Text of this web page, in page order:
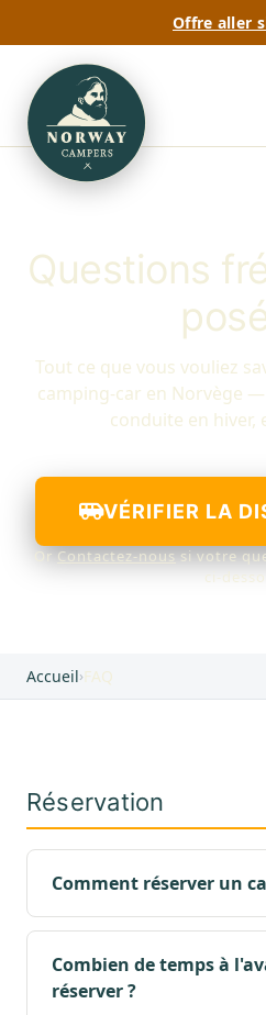
Offre aller
Questions
Tout ce que vous vouliez
camping-car en Norvège
conduite en hiver,
VÉRIFIER LA
Or Contactez-noussi votre
ci-
Accueil›FAQ
Réservation
Comment réserver un
Combien de temps à
réserver ?